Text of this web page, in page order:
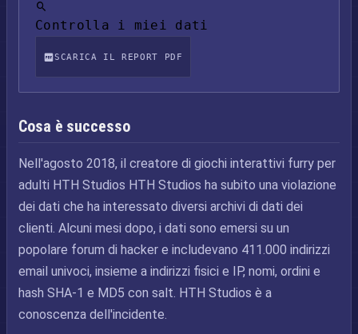
Controlla i miei dati
SCARICA IL REPORT PDF
Cosa è successo
Nell'agosto 2018, il creatore di giochi interattivi furry per
adulti HTH Studios HTH Studios ha subito una violazione
dei dati che ha interessato diversi archivi di dati dei
clienti. Alcuni mesi dopo, i dati sono emersi su un
popolare forum di hacker e includevano 411.000 indirizzi
email univoci, insieme a indirizzi fisici e IP, nomi, ordini e
hash SHA-1 e MD5 con salt. HTH Studios è a
conoscenza dell'incidente.